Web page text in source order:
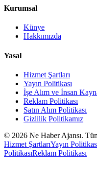
Kurumsal
Künye
Hakkımızda
Yasal
Hizmet Şartları
Yayın Politikası
İşe Alım ve İnsan
Reklam Politikası
Satın Alım Politikası
Gizlilik Politikamız
© 2026 Ne Haber Ajansı.
Hizmet ŞartlarıYayın
PolitikasıReklam Politikası